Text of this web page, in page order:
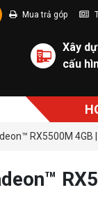
Mua trả góp
Xây
cấu
RX5500M 4GB